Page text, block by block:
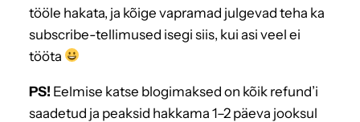
tööle hakata, ja kõige vapramad julgevad teha ka
subscribe-tellimused isegi siis, kui asi veel ei
tööta
PS! Eelmise katse blogimaksed on kõik refund’i
saadetud ja peaksid hakkama 1–2 päeva jooksul